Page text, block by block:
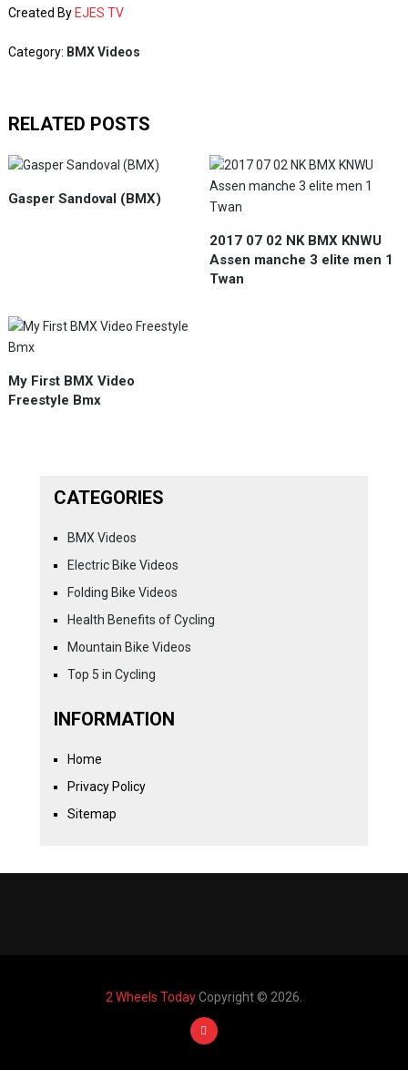
Created By EJES TV
Category: BMX Videos
RELATED POSTS
Gasper Sandoval (BMX)
2017 07 02 NK BMX KNWU
Assen manche 3 elite men 1
Twan
My First BMX Video
Freestyle Bmx
CATEGORIES
BMX Videos
Electric Bike Videos
Folding Bike Videos
Health Benefits of Cycling
Mountain Bike Videos
Top 5 in Cycling
INFORMATION
Home
Privacy Policy
Sitemap
2 Wheels TodayCopyright © 2026.